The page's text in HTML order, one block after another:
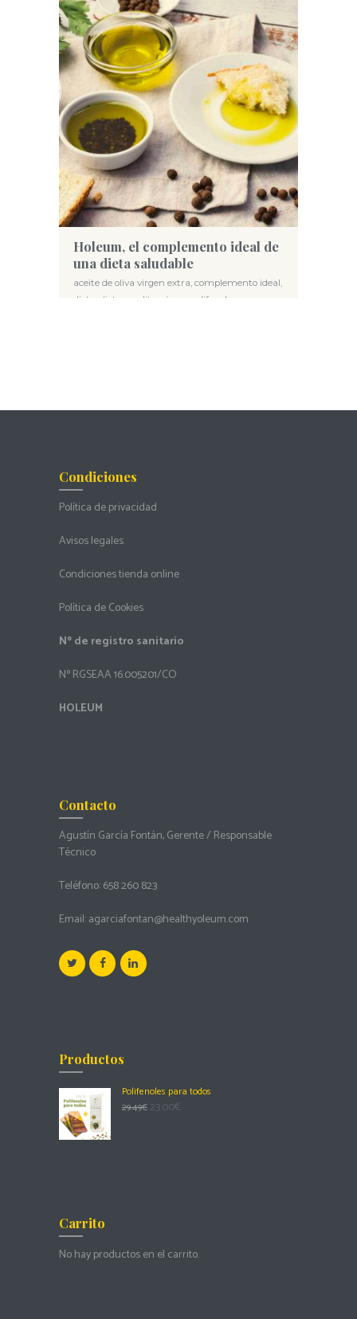
Holeum, el complemento ideal de
una dieta saludable
aceite de oliva virgen extra, complemento ideal,
dieta
dieta mediterránea polifenoles
Condiciones
Política de privacidad
Avisos legales
Condiciones tienda online
Política de Cookies
Nº de registro sanitario
Nº RGSEAA 16.005201/CO
HOLEUM
Contacto
Agustín García Fontán, Gerente / Responsable
Técnico
Teléfono:658 260 823
Email:agarciafontan@healthyoleum.com
Productos
Polifenoles para todos
29.49€ 23.00€
Carrito
No hay productos en el carrito.